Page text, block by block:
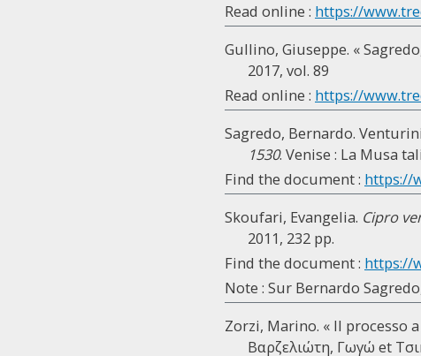
Read online : https://
Gullino, Giuseppe. «
2017, vol. 89
Read online : https://
Sagredo, Bernardo.
1530. Venise : La Musa
Find the document : https://
Skoufari, Evangelia. Cipro
2011, 232 pp.
Find the document : https://
Note : Sur Bernardo
Zorzi, Marino. « Il processo
Βαρζελιώτη, Γωγώ et